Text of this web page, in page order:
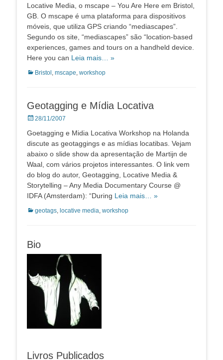
Locative Media, o mscape – You Are Here em Bristol,
GB. O mscape é uma plataforma para dispositivos
móveis, que utiliza GPS criando “mediascapes”.
Segundo os site, “mediascapes” são “location-based
experiences, games and tours on a handheld device.
Here you can Leia mais… »
Categorias:
Bristol , mscape, workshop
Geotagging e Mídia Locativa
Posted
28/11/2007
Goetagging e Midia Locativa Workshop na Holanda
discute as geotaggings e as mídias locatibas. Vejam
abaixo o slide show da apresentação de Martijn de
Waal, com vários projetos interessantes. O link vem
do blog do autor, Geotagging, Locative Media &
Storytelling – Any Media Documentary Course @
IDFA (Amsterdam): “During Leia mais… »
Categorias:
geotags, locative media, workshop
Bio
Livros Publicados